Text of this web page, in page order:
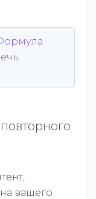
вашего